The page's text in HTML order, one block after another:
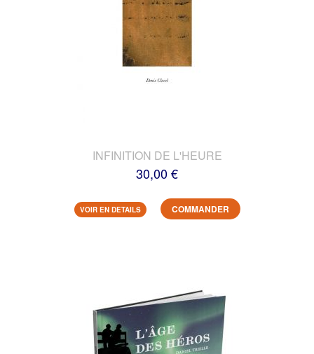
INFINITION DE L'HEURE
30,00 €
VOIR EN DETAILS COMMANDER